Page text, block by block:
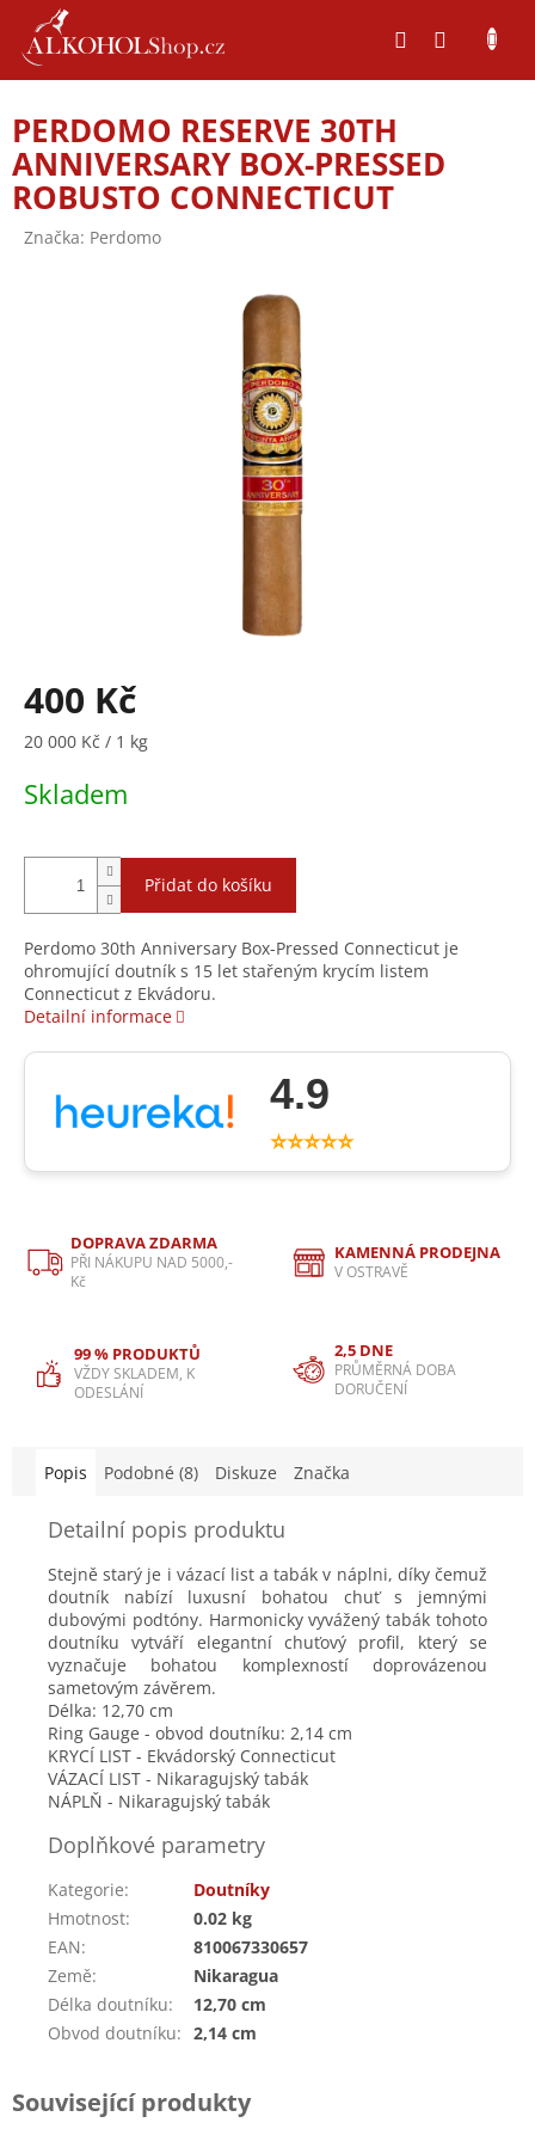
obsah
PERDOMO RESERVE 30TH
ANNIVERSARY BOX-PRESSED
ROBUSTO CONNECTICUT
Značka: Perdomo
400 Kč
Měrná
20 000 Kč / 1 kg
Skladem
Přidat do košíku
Perdomo 30th Anniversary Box-Pressed Connecticut je
ohromující doutník s 15 let stařeným krycím listem
Connecticut z Ekvádoru.
Detailní informace
4.9
⭐⭐⭐⭐⭐
DOPRAVA ZDARMA
PŘI NÁKUPU NAD 5000,-
Kč
KAMENNÁ PRODEJNA
V OSTRAVĚ
99 % PRODUKTŮ
VŽDY SKLADEM, K
ODESLÁNÍ
2,5 DNE
PRŮMĚRNÁ DOBA
DORUČENÍ
Popis Podobné (8) Diskuze Značka
Detailní popis produktu
Stejně starý je i vázací list a tabák v náplni, díky čemuž
doutník nabízí luxusní bohatou chuť s jemnými
dubovými podtóny. Harmonicky vyvážený tabák tohoto
doutníku vytváří elegantní chuťový profil, který se
vyznačuje bohatou komplexností doprovázenou
sametovým závěrem.
Délka: 12,70 cm
Ring Gauge - obvod doutníku: 2,14 cm
KRYCÍ LIST - Ekvádorský Connecticut
VÁZACÍ LIST - Nikaragujský tabák
NÁPLŇ - Nikaragujský tabák
Doplňkové parametry
Kategorie:
Doutníky
Hmotnost:
0.02 kg
EAN:
810067330657
Země:
Nikaragua
Délka doutníku:
12,70 cm
Obvod doutníku: 2,14 cm
Související produkty